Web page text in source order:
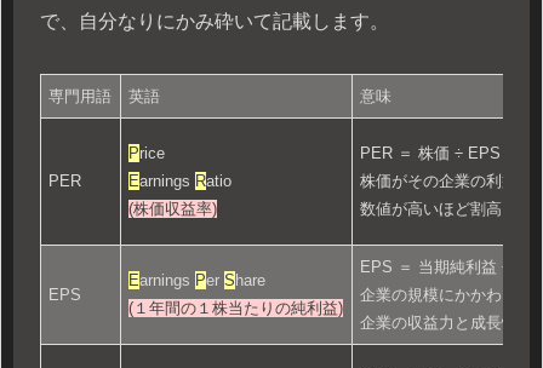
で、自分なりにかみ砕いて記載します。
専門用語 英語 意味
PER
Price
Earnings Ratio
(株価収益率)
PER ＝ 株価 ÷ EPS（１
株価がその企業の利益の
数値が高いほど割高、低
EPS
Earnings PerShare
(１年間の１株当たりの純利益)
EPS ＝ 当期純利益 ÷ 発
企業の規模にかかわらず
企業の収益力と成長性は